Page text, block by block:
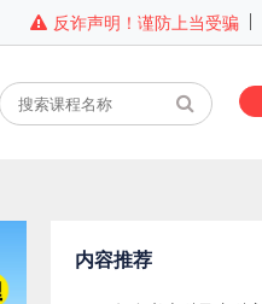
反诈声明！谨防上当受骗
内容推荐